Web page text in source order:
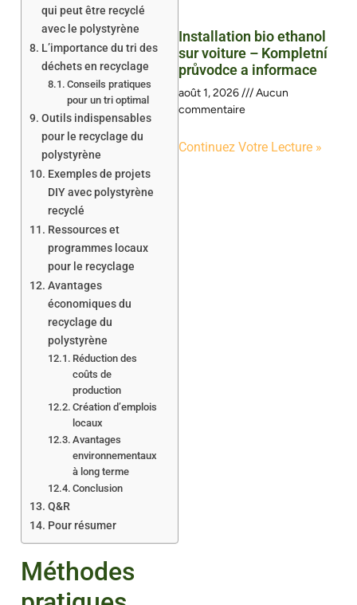
qui peut être recyclé
avec le polystyrène
L’importance du tri des
déchets en recyclage
Conseils pratiques
pour un tri optimal
Outils indispensables
pour le recyclage du
polystyrène
Exemples de projets
DIY avec polystyrène
recyclé
Ressources et
programmes locaux
pour le recyclage
Avantages
économiques du
recyclage du
polystyrène
Réduction des
coûts de
production
Création d’emplois
locaux
Avantages
environnementaux
à long terme
Conclusion
Q&R
Pour résumer
Méthodes
Installation bio ethanol
sur voiture – Kompletní
průvodce a informace
août 1, 2026
Aucun
commentaire
Continuez Votre Lecture »